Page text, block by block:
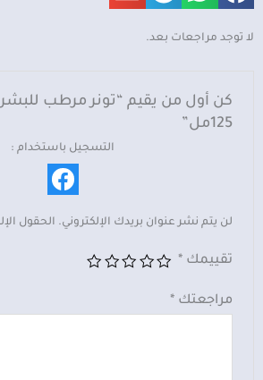
من
سوكين
لا توجد مراجعات بعد.
كن أول من يقيم “تونر مرطب
125مل”
التسجيل باستخدام :
لن يتم نشر عنوان بريدك الإلكتروني. الحقول
تقييمك *
مراجعتك *